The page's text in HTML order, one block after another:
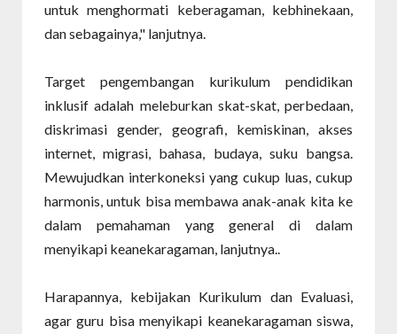
untuk menghormati keberagaman, kebhinekaan,
dan sebagainya," lanjutnya.
Target pengembangan kurikulum pendidikan
inklusif adalah meleburkan skat-skat, perbedaan,
diskrimasi gender, geografi, kemiskinan, akses
internet, migrasi, bahasa, budaya, suku bangsa.
Mewujudkan interkoneksi yang cukup luas, cukup
harmonis, untuk bisa membawa anak-anak kita ke
dalam pemahaman yang general di dalam
menyikapi keanekaragaman, lanjutnya..
Harapannya, kebijakan Kurikulum dan Evaluasi,
agar guru bisa menyikapi keanekaragaman siswa,